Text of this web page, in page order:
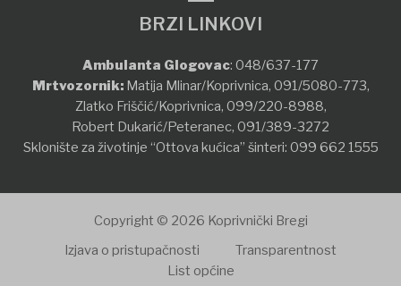
BRZI LINKOVI
Ambulanta Glogovac: 048/637-177
Mrtvozornik:Matija Mlinar/Koprivnica, 091/5080-773,
Zlatko Friščić/Koprivnica, 099/220-8988,
Robert Dukarić/Peteranec, 091/389-3272
Sklonište za životinje “Ottova kućica” šinteri: 099 662 1555
Copyright © 2026 Koprivnički Bregi
Izjava o pristupačnosti
Transparentnost
List općine